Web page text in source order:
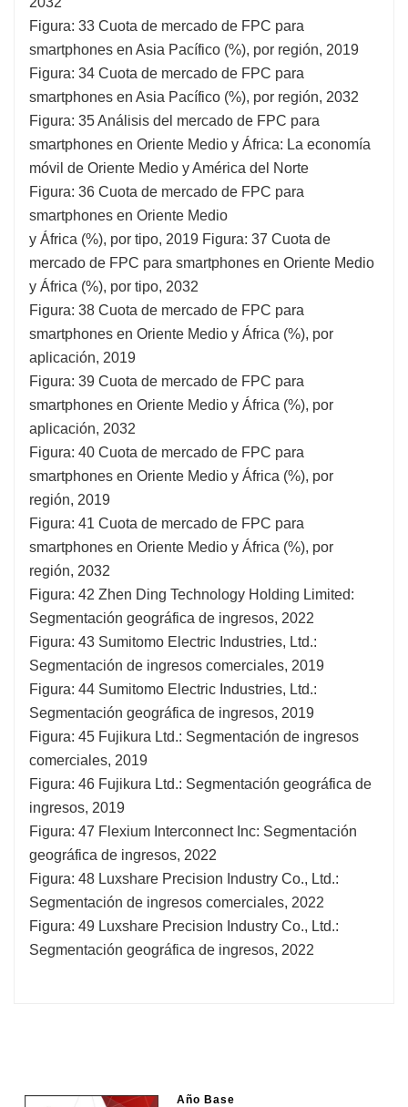
Figura: 33 Cuota de mercado de FPC para
smartphones en Asia Pacífico (%), por región, 2019
Figura: 34 Cuota de mercado de FPC para
smartphones en Asia Pacífico (%), por región, 2032
Figura: 35 Análisis del mercado de FPC para
smartphones en Oriente Medio y África: La economía
móvil de Oriente Medio y América del Norte
Figura: 36 Cuota de mercado de FPC para
smartphones en Oriente Medio
y África (%), por tipo, 2019 Figura: 37 Cuota de
mercado de FPC para smartphones en Oriente Medio
y África (%), por tipo, 2032
Figura: 38 Cuota de mercado de FPC para
smartphones en Oriente Medio y África (%), por
aplicación, 2019
Figura: 39 Cuota de mercado de FPC para
smartphones en Oriente Medio y África (%), por
aplicación, 2032
Figura: 40 Cuota de mercado de FPC para
smartphones en Oriente Medio y África (%), por
región, 2019
Figura: 41 Cuota de mercado de FPC para
smartphones en Oriente Medio y África (%), por
región, 2032
Figura: 42 Zhen Ding Technology Holding Limited:
Segmentación geográfica de ingresos, 2022
Figura: 43 Sumitomo Electric Industries, Ltd.:
Segmentación de ingresos comerciales, 2019
Figura: 44 Sumitomo Electric Industries, Ltd.:
Segmentación geográfica de ingresos, 2019
Figura: 45 Fujikura Ltd.: Segmentación de ingresos
comerciales, 2019
Figura: 46 Fujikura Ltd.: Segmentación geográfica de
ingresos, 2019
Figura: 47 Flexium Interconnect Inc: Segmentación
geográfica de ingresos, 2022
Figura: 48 Luxshare Precision Industry Co., Ltd.:
Segmentación de ingresos comerciales, 2022
Figura: 49 Luxshare Precision Industry Co., Ltd.:
Segmentación geográfica de ingresos, 2022
Año Base